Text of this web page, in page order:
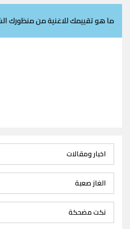
ما هو تقييمك للاغنية من منظورك
اخبار ومقالات
الغاز صعبة
نكت مضحكة